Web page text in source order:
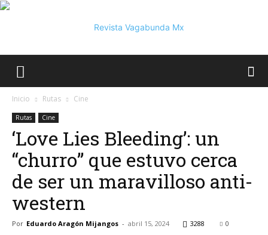
Mx
Inicio Rutas Cine
Rutas Cine
‘Love Lies Bleeding’: un
“churro” que estuvo cerca
de ser un maravilloso anti-
western
Por Eduardo Aragón Mijangos - abril 15, 2024 3288 0